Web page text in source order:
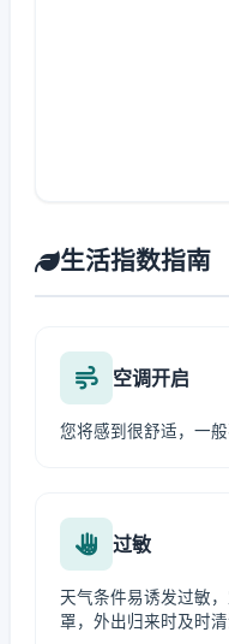
生活指数指南
空调开启
您将感到很舒适，一般
过敏
天气条件易诱发过敏
罩，外出归来时及时清